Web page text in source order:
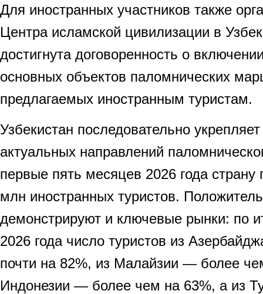
Для иностранных участников также
Центра исламской цивилизации в
достигнута договоренность о
основных объектов паломнических
предлагаемых иностранным туристам.
Узбекистан последовательно
актуальных направлений
первые пять месяцев 2026 года страну
млн иностранных туристов.
демонстрируют и ключевые рынки: по
2026 года число туристов из
почти на 82%, из Малайзии — более
Индонезии — более чем на 63%, а из